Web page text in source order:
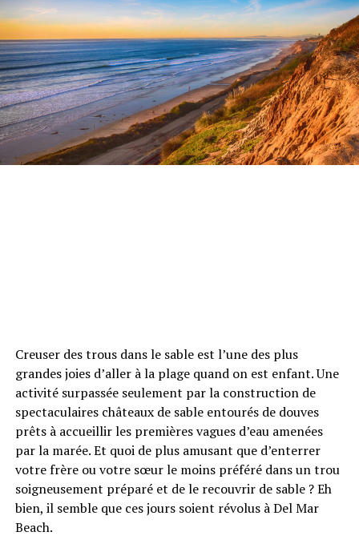
Creuser des trous dans le sable est l’une des plus
grandes joies d’aller à la plage quand on est enfant. Une
activité surpassée seulement par la construction de
spectaculaires châteaux de sable entourés de douves
prêts à accueillir les premières vagues d’eau amenées
par la marée. Et quoi de plus amusant que d’enterrer
votre frère ou votre sœur le moins préféré dans un trou
soigneusement préparé et de le recouvrir de sable ? Eh
bien, il semble que ces jours soient révolus à Del Mar
Beach.